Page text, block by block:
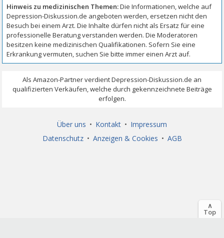
Über uns • Kontakt • Impressum
Datenschutz • Anzeigen & Cookies • AGB
∧
Top